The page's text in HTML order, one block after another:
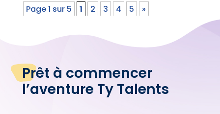
Page 1 sur 5 1 2 3 4 5 »
Prêt à commencer
l’aventure Ty Talents